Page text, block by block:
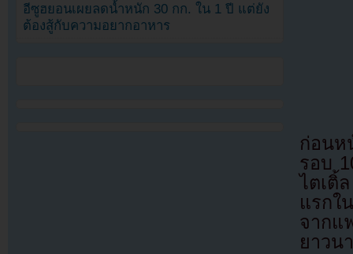
ก่อนห
รอบ
ไตเติ้
แรกใ
จาก
ยาวน
อีซูฮยอนเผยลดน้ำหนัก 30 กก. ใน 1 ปี แต่ยัง
ต้องสู้กับความอยากอาหาร